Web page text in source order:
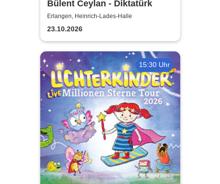
Bülent Ceylan - Diktatürk
Erlangen, Heinrich-Lades-Halle
23.10.2026
15:30 Uhr